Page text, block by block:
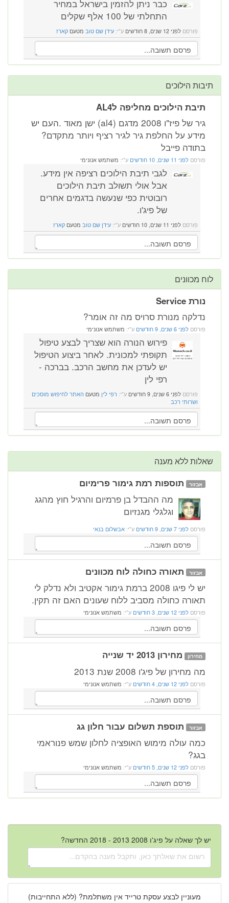
כבר ניתן להזמין בישראל במחיר
התחלתי של 100 אלף שקלים
פורסם לפני 12 שנים, 8 חודשים ע"י: עידן שם טוב מטעם קארז
תיבות הילוכים
תיבת הילוכים מחליפה לAL4
גיר של פיז"ו 2008 מדגם (al4) ישן מאוד .העם יש
מידע על החלפת גיר לגיר רציף ויותר מתקדם?
בתודה פייבל
פורסם לפני 11 שנים, 10 חודשים ע"י: משתמש אנונימי
לגבי תיבת הילוכים רציפה אין מידע.
אבל אולי תשולב תיבת הילוכים
רובוטית כפי שנעשה בדגמים אחרים
של פיג'ו.
פורסם לפני 11 שנים, 10 חודשים ע"י: עידן שם טוב מטעם קארז
לוח מכוונים
נורת Service
נדלקה מנורת סרויס מה זה אומר?
פורסם לפני 6 שנים, 9 חודשים ע"י: משתמש אנונימי
פירוש הנורה הוא שצריך לבצע טיפול
תקופתי למכונית. לאחר ביצוע הטיפול
יש לעדכן את מחשב הרכב. בברכה -
רפי לין
פורסם לפני 6 שנים, 9 חודשים ע"י: רפי לין מטעם האתר לחיפוש מוסכים
ושרותי רכב
שאלות ללא מענה
אבזור תוספות רמת גימור פרימיום
מה ההבדל בן פרמיום והרגיל חוץ מהגג
וגלגלי מגנזיום
פורסם לפני 7 שנים, 9 חודשים ע"י: אבשלום בנאי
אבזור תאורה כחולה לוח מכוונים
יש לי פיגו 2008 ברמת גימור אקטיב ולא נדלק לי
תאורה כחולה מסביב ללוח שעונים האם זה תקין.
פורסם לפני 12 שנים, 3 חודשים ע"י: משתמש אנונימי
מחירון מחירון 2013 יד שנייה
מה מחירון של פיג'ו 2008 שנת 2013
פורסם לפני 12 שנים, 4 חודשים ע"י: משתמש אנונימי
אבזור תוספת תשלום עבור חלון גג
כמה עולה מימוש האופציה לחלון שמש פנוראמי
בגג?
פורסם לפני 12 שנים, 5 חודשים ע"י: משתמש אנונימי
יש לך שאלה על פיג'ו 2008 2013 - 2018 החדשה?
מעוניין לבצע עסקת טרייד אין משתלמת? (ללא התחייבות)